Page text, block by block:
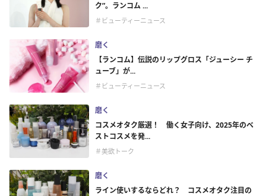
ク”。ランコム ...
＃ビューティーニュース
磨く
【ランコム】伝説のリップグロス​「​​ジューシー チ
ューブ」が...
＃ビューティーニュース
磨く
コスメオタク厳選！ 働く女子向け、2025年のベ
ストコスメを発...
＃美欲トーク
磨く
ライン使いするならどれ？ コスメオタク注目の